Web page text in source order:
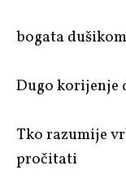
bogata
Dugo korijenje
Tko razumije
pročitati